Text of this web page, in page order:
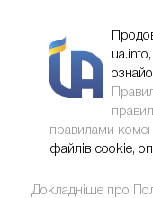
правилами
файлів cookie,
Докладніше про